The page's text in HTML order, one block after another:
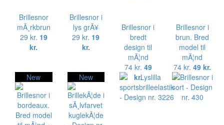
Brillesnor
mÃ¸rkbrun
29 kr. 19
kr.
Brillesnor i
lys grÃ¥
29 kr. 19
kr.
Brillesnor i
bredt
design til
mÃ¦nd
74 kr. 49
kr.
Brillesnor i
brun. Bred
model til
mÃ¦nd
74 kr. 49 kr.
New
New